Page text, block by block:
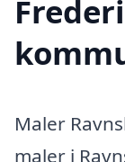
Maler
maler i